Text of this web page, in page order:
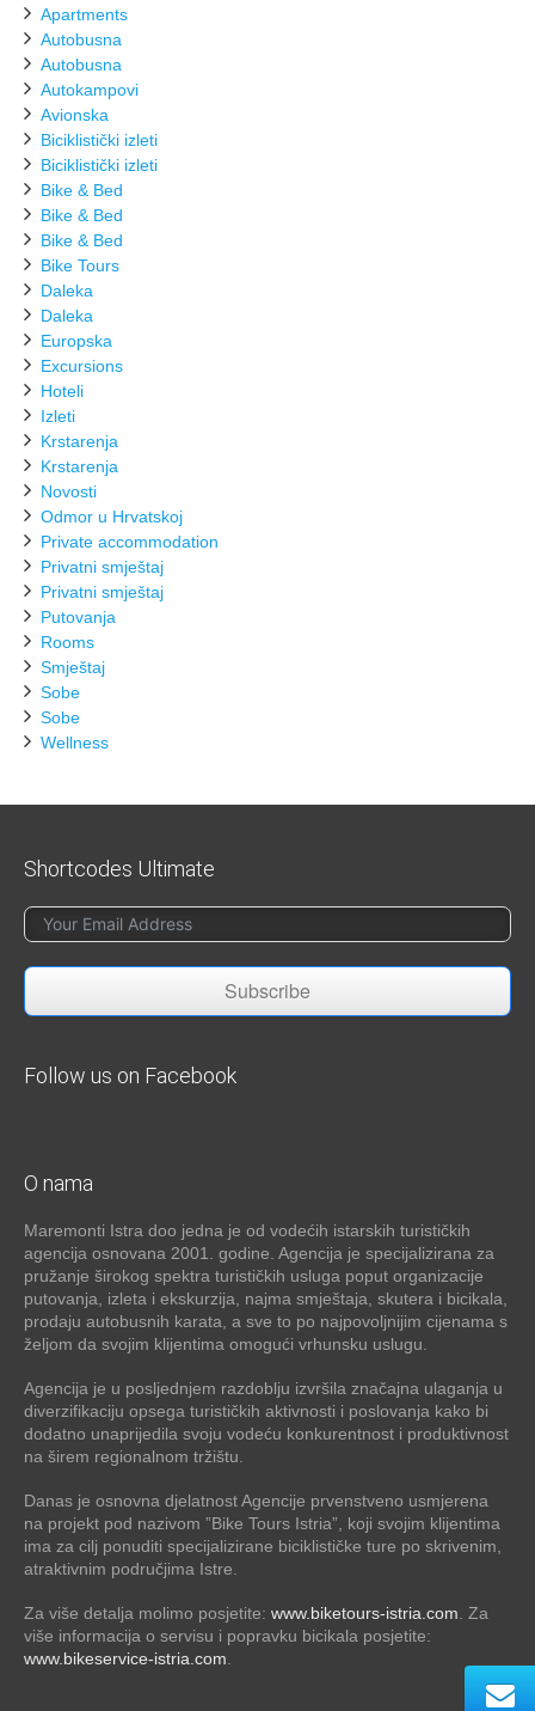
Apartments
Autobusna
Autobusna
Autokampovi
Avionska
Biciklistički izleti
Biciklistički izleti
Bike & Bed
Bike & Bed
Bike & Bed
Bike Tours
Daleka
Daleka
Europska
Excursions
Hoteli
Izleti
Krstarenja
Krstarenja
Novosti
Odmor u Hrvatskoj
Private accommodation
Privatni smještaj
Privatni smještaj
Putovanja
Rooms
Smještaj
Sobe
Sobe
Wellness
Shortcodes Ultimate
Subscribe
Follow us on Facebook
O nama
Maremonti Istra doo jedna je od vodećih istarskih turističkih
agencija osnovana 2001. godine. Agencija je specijalizirana za
pružanje širokog spektra turističkih usluga poput organizacije
putovanja, izleta i ekskurzija, najma smještaja, skutera i bicikala,
prodaju autobusnih karata, a sve to po najpovoljnijim cijenama s
željom da svojim klijentima omogući vrhunsku uslugu.
Agencija je u posljednjem razdoblju izvršila značajna ulaganja u
diverzifikaciju opsega turističkih aktivnosti i poslovanja kako bi
dodatno unaprijedila svoju vodeću konkurentnost i produktivnost
na širem regionalnom tržištu.
Danas je osnovna djelatnost Agencije prvenstveno usmjerena
na projekt pod nazivom ”Bike Tours Istria”, koji svojim klijentima
ima za cilj ponuditi specijalizirane biciklističke ture po skrivenim,
atraktivnim područjima Istre.
Za više detalja molimo posjetite: www.biketours-istria.com . Za
više informacija o servisu i popravku bicikala posjetite:
www.bikeservice-istria.com